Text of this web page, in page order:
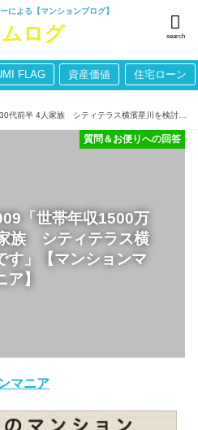
による【マンションブログ】
search
FLAG 資産価値 住宅ローン
「世帯年収1500万
族 シティテラス横
す」【マンションマ
ア】
質問＆お便りへの回答
マニア